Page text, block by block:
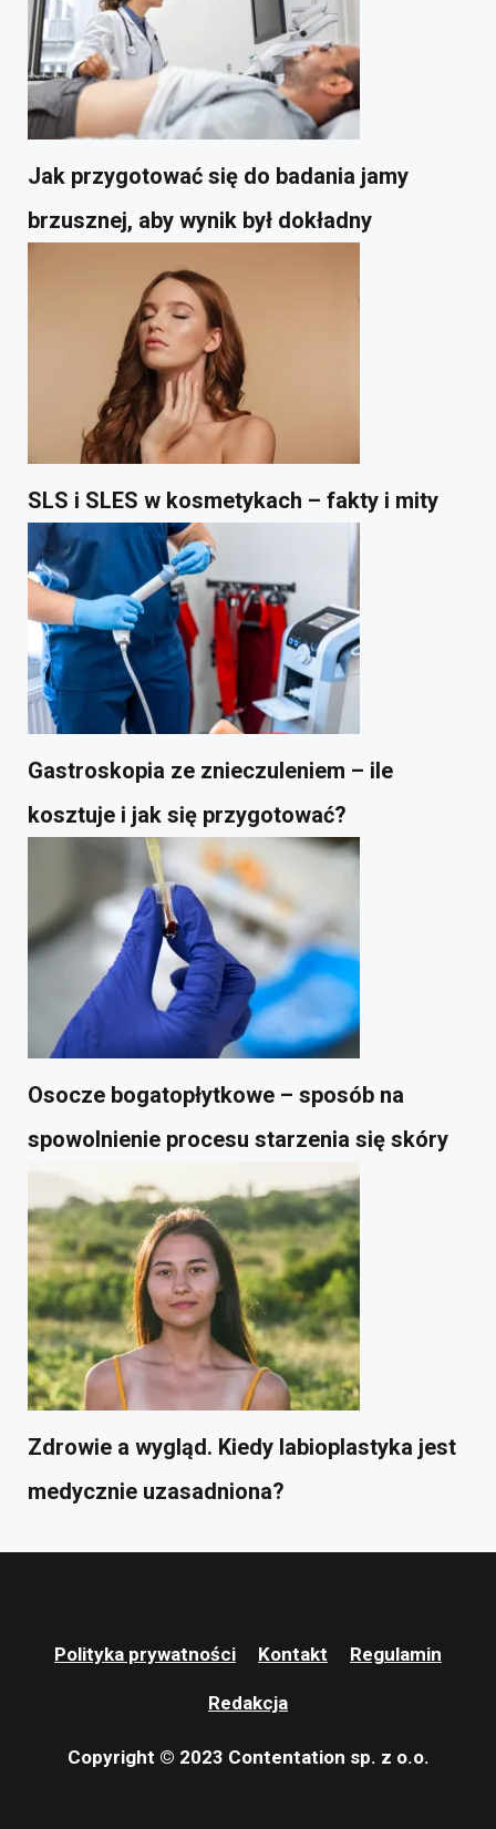
Jak przygotować się do badania jamy
brzusznej, aby wynik był dokładny
SLS i SLES w kosmetykach – fakty i mity
Gastroskopia ze znieczuleniem – ile
kosztuje i jak się przygotować?
Osocze bogatopłytkowe – sposób na
spowolnienie procesu starzenia się skóry
Zdrowie a wygląd. Kiedy labioplastyka jest
medycznie uzasadniona?
Polityka prywatności Kontakt Regulamin
Redakcja
Copyright © 2023 Contentation sp. z o.o.